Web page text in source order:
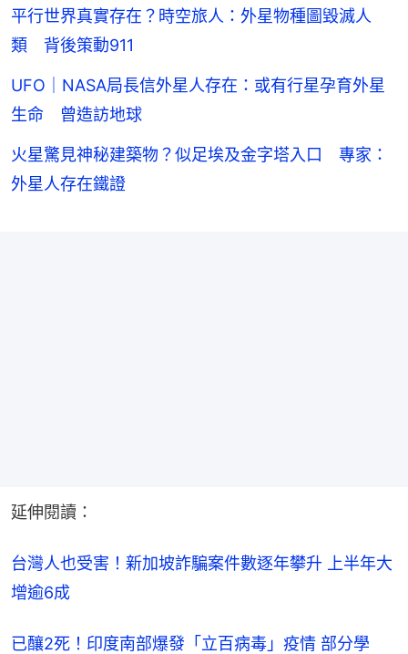
平行世界真實存在？時空旅人：外星物種圖毀滅人
類 背後策動911
UFO｜NASA局長信外星人存在：或有行星孕育外星
生命 曾造訪地球
火星驚見神秘建築物？似足埃及金字塔入口 專家：
外星人存在鐵證
延伸閱讀：
台灣人也受害！新加坡詐騙案件數逐年攀升 上半年大
增逾6成
已釀2死！印度南部爆發「立百病毒」疫情 部分學